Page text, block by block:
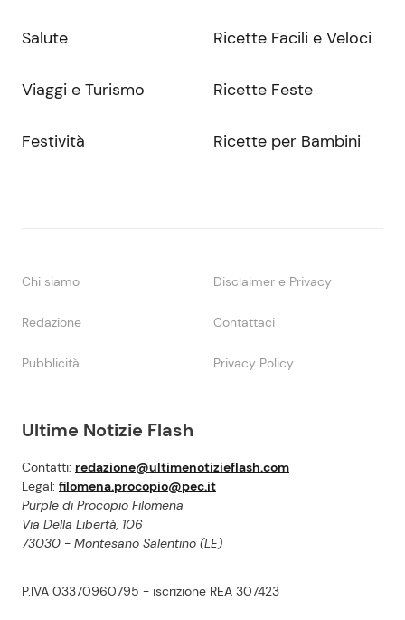
Ultime Notizie Flash
Contatti: redazione@ultimenotizieflash.com
Legal: filomena.procopio@pec.it
Purple di Procopio Filomena
Via Della Libertà, 106
73030 - Montesano Salentino (LE)
P.IVA 03370960795 - iscrizione REA 307423
Salute
Viaggi e Turismo
Festività
Ricette Facili e Veloci
Ricette Feste
Ricette per Bambini
Chi siamo Disclaimer e Privacy
Redazione Contattaci
Pubblicità Privacy Policy